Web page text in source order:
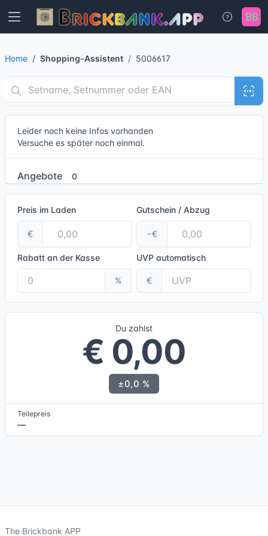
Home Shopping-Assistent 5006617
Leider noch keine Infos vorhanden
Versuche es später noch einmal.
Angebote 0
Preis im Laden
€
Gutschein / Abzug
−€
Rabatt an der Kasse
%
UVP automatisch
€
Du zahlst
€ 0,00
±0,0 %
Teilepreis
—
The Brickbank APP